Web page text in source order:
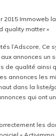
2015 Immoweb
quality matter »
l’Adscore, Ce
annonces un
de qualité ainsi
annonces les
dans la liste/
qui ont
les